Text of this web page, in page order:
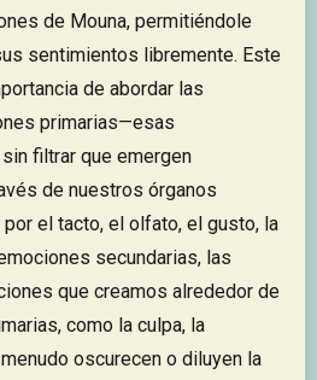
de Mouna, permitiéndole
sentimientos libremente. Este
de abordar las
primarias—esas
filtrar que emergen
de nuestros órganos
el tacto, el olfato, el gusto, la
secundarias, las
que creamos alrededor de
como la culpa, la
oscurecen o diluyen la